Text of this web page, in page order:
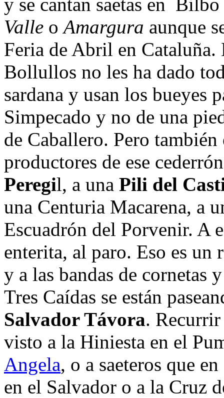
Valle oAmargura aunque
Feria de Abril en
Bollullos no les ha dado
sardana y usan los bueyes
Simpecado y no de una
de Caballero. Pero
productores de ese
Peregil, a una Pili del
una Centuria Macarena, a
Escuadrón del Porvenir. A
enterita, al paro. Eso es un
y a las bandas de cornetas
Tres Caídas se están
Salvador Távora. Recurrir
visto a la Hiniesta en el
Angela, o a saeteros que
en el Salvador o a la Cruz